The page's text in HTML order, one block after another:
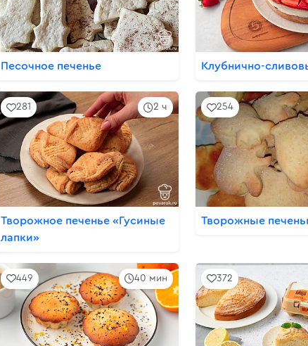
Песочное печенье Клубнично-
2 ч
281
Творожное печенье «Гусиные
лапки»
254
Творожные
40 мин
449 372